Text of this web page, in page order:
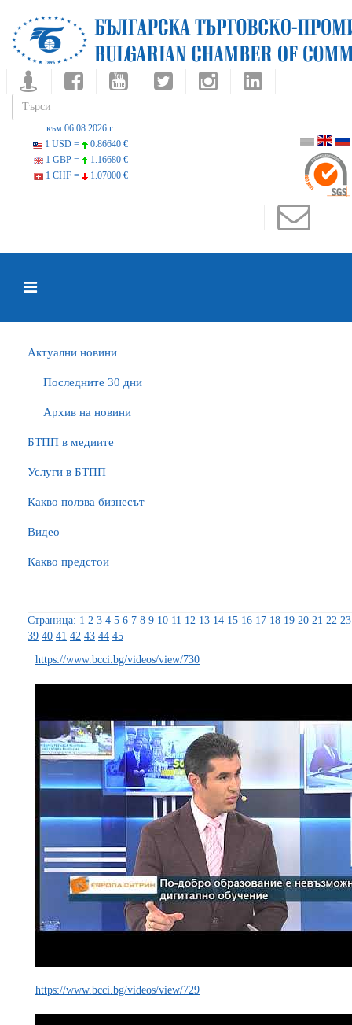
към 06.08.2026 г.
1 USD =
0.86640 €
1 GBP =
1.16680 €
1 CHF =
1.07000 €
Актуални новини
Последните 30 дни
Архив на новини
БTПП в медиите
Услуги в БТПП
Какво ползва бизнесът
Видео
Какво предстои
Страница: 1 2 3 4 5 6 7 8 9 10 11 12 13 14 15 16 17 18 19 20 21 22 23
39 40 41 42 43 44 45
https://www.bcci.bg/videos/view/730
https://www.bcci.bg/videos/view/729